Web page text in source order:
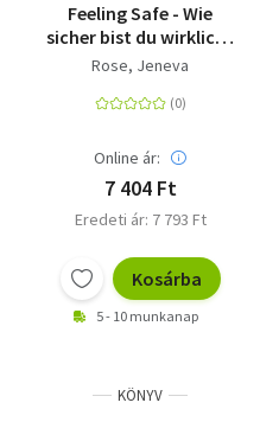
Feeling Safe - Wie
sicher bist du wirklich?
Thriller | 'Jeneva Rose
unvorhersehbarer
Hoover
Rose, Jeneva
Online ár:
7 404 Ft
Eredeti ár: 7 793 Ft
Kosárba
5 - 10 munkanap
KÖNYV